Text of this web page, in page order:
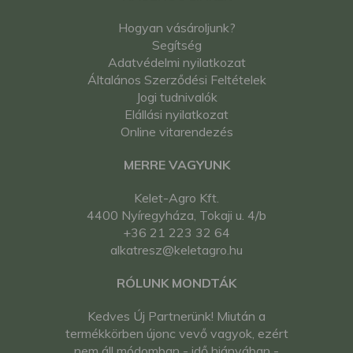
Hogyan vásároljunk?
Segítség
Adatvédelmi nyilatkozat
Általános Szerződési Feltételek
Jogi tudnivalók
Elállási nyilatkozat
Online vitarendezés
MERRE VAGYUNK
Kelet-Agro Kft.
4400 Nyíregyháza, Tokaji u. 4/b
+36 21 223 32 64
alkatresz@keletagro.hu
RÓLUNK MONDTÁK
Kedves Új Partnerünk! Miután a
termékkörben újonc vevő vagyok, ezért